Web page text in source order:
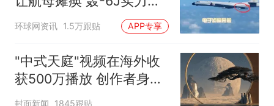
多强？
环球网资讯 1.5万跟贴 APP专享
"中式天庭"视频在海外收
获500万播放 创作者身份
披露
封面新闻 1845跟贴